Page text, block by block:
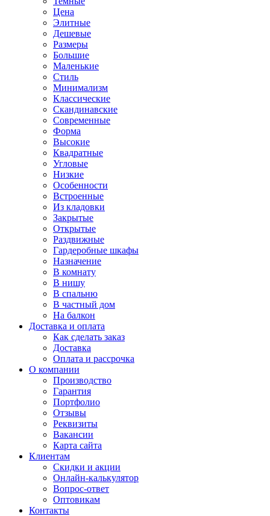
Цена
Элитные
Дешевые
Размеры
Большие
Маленькие
Стиль
Минимализм
Классические
Скандинавские
Современные
Форма
Высокие
Квадратные
Угловые
Низкие
Особенности
Встроенные
Из кладовки
Закрытые
Открытые
Раздвижные
Гардеробные шкафы
Назначение
В комнату
В нишу
В спальню
В частный дом
На балкон
Доставка и оплата
Как сделать заказ
Доставка
Оплата и рассрочка
О компании
Производство
Гарантия
Портфолио
Отзывы
Реквизиты
Вакансии
Карта сайта
Клиентам
Скидки и акции
Онлайн-калькулятор
Вопрос-ответ
Оптовикам
Контакты